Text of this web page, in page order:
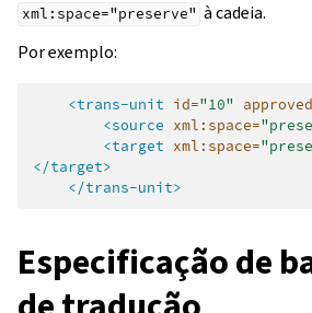
xml:space="preserve" à cadeia.
Por exemplo:
<trans-unit id="10"
<source xml:space=
<target xml:space=
</target>
</trans-unit>
Especificação de